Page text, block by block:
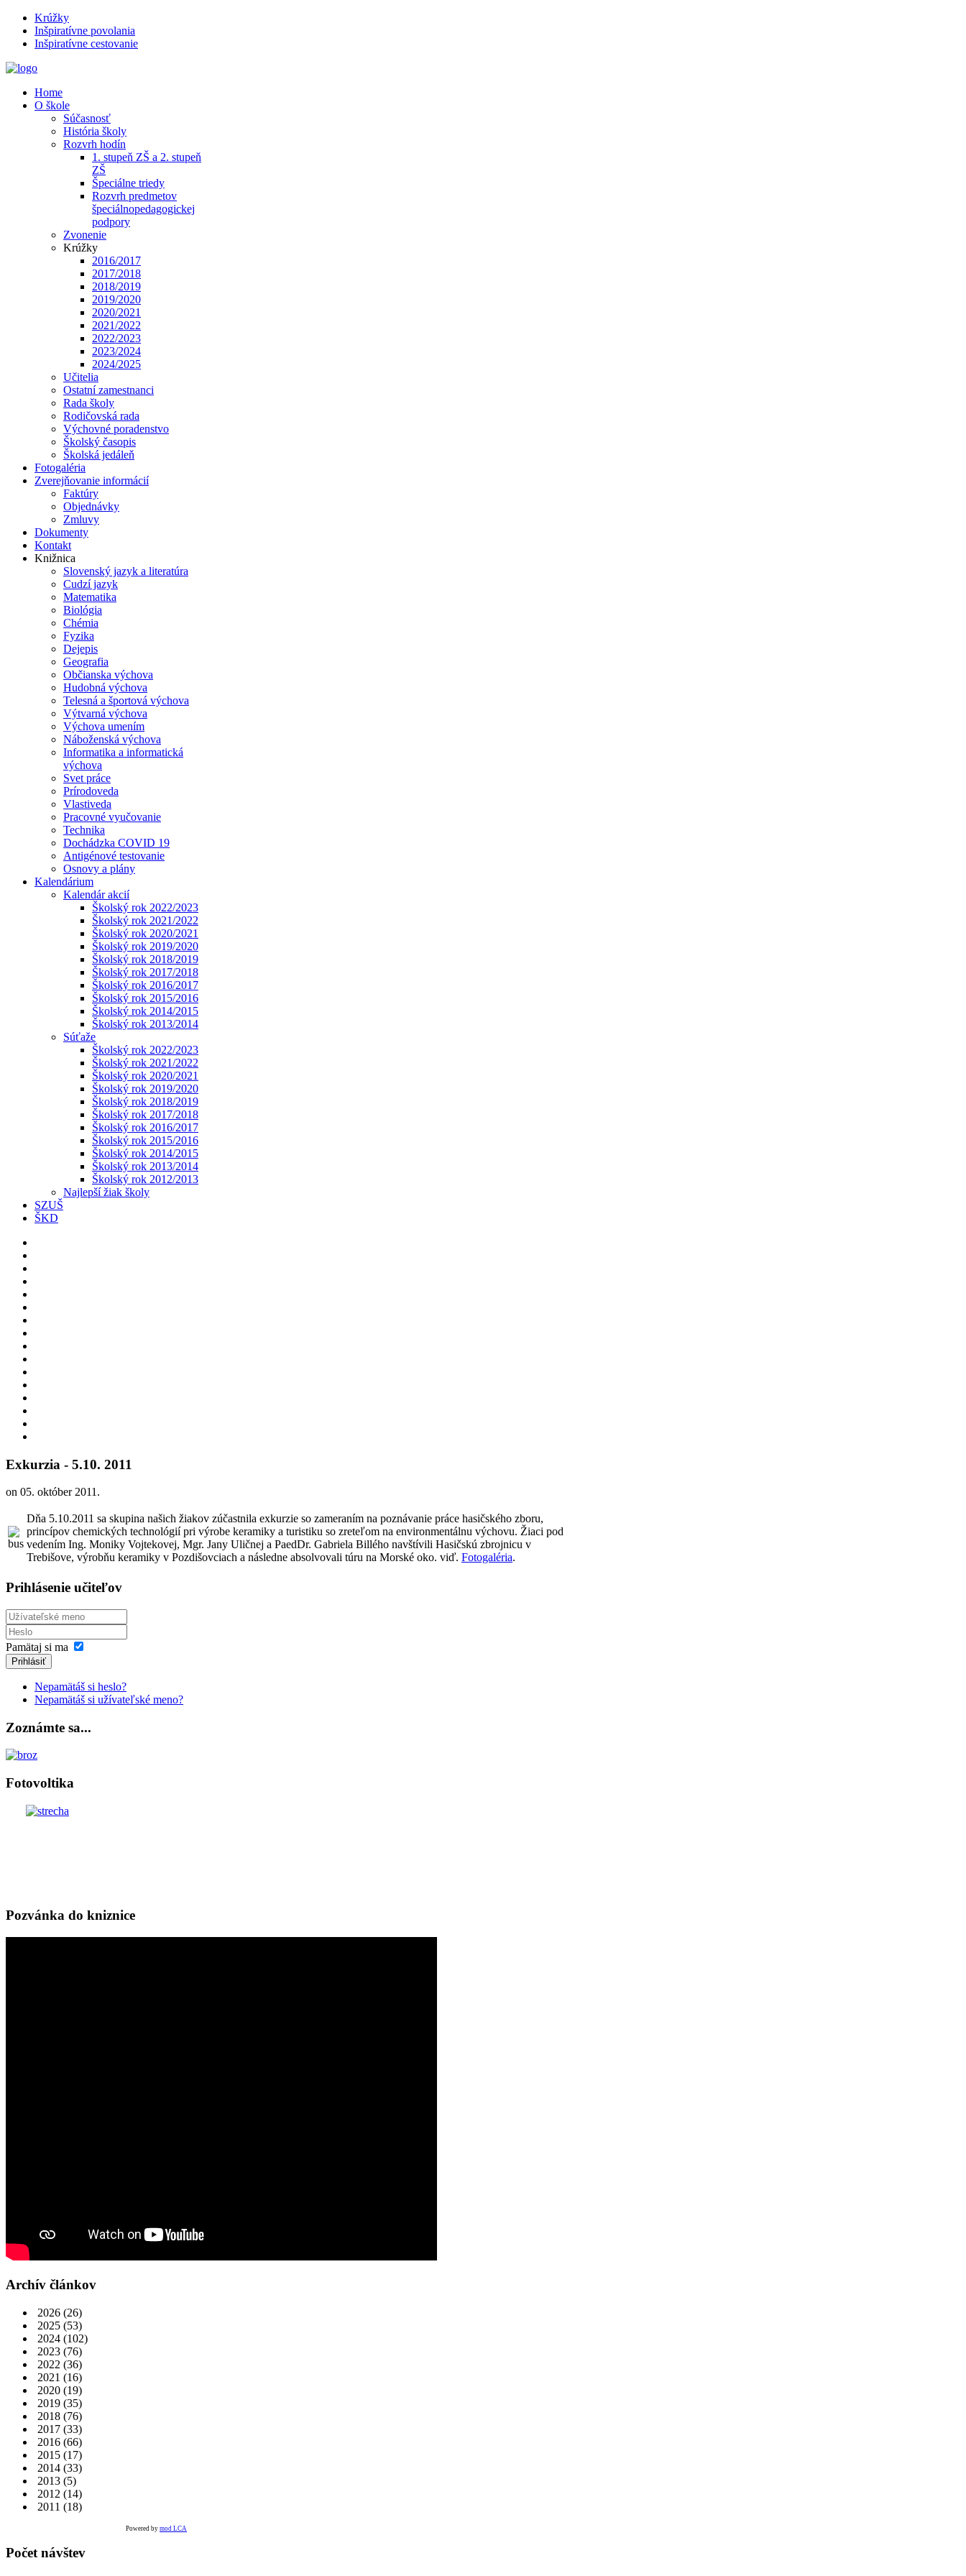
Krúžky
Inšpiratívne povolania
Inšpiratívne cestovanie
Home
O škole
Súčasnosť
História školy
Rozvrh hodín
1. stupeň ZŠ a 2. stupeň
ZŠ
Špeciálne triedy
Rozvrh predmetov
špeciálnopedagogickej
podpory
Zvonenie
Krúžky
2016/2017
2017/2018
2018/2019
2019/2020
2020/2021
2021/2022
2022/2023
2023/2024
2024/2025
Učitelia
Ostatní zamestnanci
Rada školy
Rodičovská rada
Výchovné poradenstvo
Školský časopis
Školská jedáleň
Fotogaléria
Zverejňovanie informácií
Faktúry
Objednávky
Zmluvy
Dokumenty
Kontakt
Knižnica
Slovenský jazyk a literatúra
Cudzí jazyk
Matematika
Biológia
Chémia
Fyzika
Dejepis
Geografia
Občianska výchova
Hudobná výchova
Telesná a športová výchova
Výtvarná výchova
Výchova umením
Náboženská výchova
Informatika a informatická
výchova
Svet práce
Prírodoveda
Vlastiveda
Pracovné vyučovanie
Technika
Dochádzka COVID 19
Antigénové testovanie
Osnovy a plány
Kalendárium
Kalendár akcií
Školský rok 2022/2023
Školský rok 2021/2022
Školský rok 2020/2021
Školský rok 2019/2020
Školský rok 2018/2019
Školský rok 2017/2018
Školský rok 2016/2017
Školský rok 2015/2016
Školský rok 2014/2015
Školský rok 2013/2014
Súťaže
Školský rok 2022/2023
Školský rok 2021/2022
Školský rok 2020/2021
Školský rok 2019/2020
Školský rok 2018/2019
Školský rok 2017/2018
Školský rok 2016/2017
Školský rok 2015/2016
Školský rok 2014/2015
Školský rok 2013/2014
Školský rok 2012/2013
Najlepší žiak školy
SZUŠ
ŠKD
Exkurzia - 5.10. 2011
on 05. október 2011.
Dňa 5.10.2011 sa skupina našich žiakov zúčastnila exkurzie so zameraním na poznávanie práce hasičského zboru,
princípov chemických technológií pri výrobe keramiky a turistiku so zreteľom na environmentálnu výchovu. Žiaci pod
vedením Ing. Moniky Vojtekovej, Mgr. Jany Uličnej a PaedDr. Gabriela Billého navštívili Hasičskú zbrojnicu v
Trebišove, výrobňu keramiky v Pozdišovciach a následne absolvovali túru na Morské oko. viď. Fotogaléria.
Prihlásenie učiteľov
Pamätaj si ma
Prihlásiť
Nepamätáš si heslo?
Nepamätáš si užívateľské meno?
Zoznámte sa...
Fotovoltika
Pozvánka do kniznice
Archív článkov
2026 (26)
2025 (53)
2024 (102)
2023 (76)
2022 (36)
2021 (16)
2020 (19)
2019 (35)
2018 (76)
2017 (33)
2016 (66)
2015 (17)
2014 (33)
2013 (5)
2012 (14)
2011 (18)
Powered by mod LCA
Počet návštev